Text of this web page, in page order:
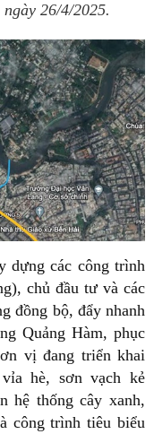
26/4/2025.
dựng các công trình
chủ đầu tư và các
đồng bộ, đẩy nhanh
Quảng Hàm, phục
vị đang triển khai
hè, sơn vạch kẻ
hệ thống cây xanh,
công trình tiêu biểu